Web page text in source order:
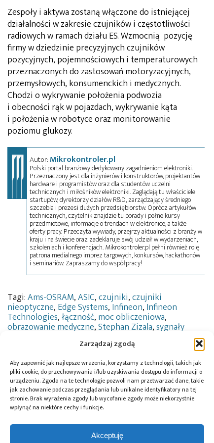
Zarządzaj zgodą
Aby zapewnić jak najlepsze wrażenia, korzystamy z technologii, takich jak
pliki cookie, do przechowywania i/lub uzyskiwania dostępu do informacji o
urządzeniu. Zgoda na te technologie pozwoli nam przetwarzać dane, takie
jak zachowanie podczas przeglądania lub unikalne identyfikatory na tej
stronie. Brak wyrażenia zgody lub wycofanie zgody może niekorzystnie
wpłynąć na niektóre cechy i funkcje.
Akceptuję
Zespoły i aktywa zostaną włączone do istniejącej
działalności w zakresie czujników i częstotliwości
radiowych w ramach działu ES. Wzmocnią pozycję
firmy w dziedzinie precyzyjnych czujników
pozycyjnych, pojemnościowych i temperaturowych
przeznaczonych do zastosowań motoryzacyjnych,
przemysłowych, konsumenckich i medycznych.
Chodzi o wykrywanie położenia podwozia
i obecności rąk w pojazdach, wykrywanie kąta
i położenia w robotyce oraz monitorowanie
poziomu glukozy.
Autor:Mikrokontroler.pl
Polski portal branżowy dedykowany zagadnieniom elektroniki.
Przeznaczony jest dla inżynierów i konstruktorów, projektantów
hardware i programistów oraz dla studentów uczelni
technicznych i miłośników elektroniki. Zaglądają tu właściciele
startupów, dyrektorzy działów R&D, zarządzający średniego
szczebla i prezesi dużych przedsiębiorstw. Oprócz artykułów
technicznych, czytelnik znajdzie tu porady i pełne kursy
przedmiotowe, informacje o trendach w elektronice, a także
oferty pracy. Przeczyta wywiady, przejrzy aktualności z branży w
kraju i na świecie oraz zadeklaruje swój udział w wydarzeniach,
szkoleniach i konferencjach. Mikrokontroler.pl pełni również rolę
patrona medialnego imprez targowych, konkursów, hackathonów
i seminariów. Zapraszamy do współpracy!
Tagi:Ams-OSRAM,ASIC,czujniki,czujniki
nieoptyczne, Edge Systems,Infineon,Infineon
Technologies,łączność, moc obliczeniowa,
obrazowanie medyczne,Stephan Zizala,sygnały
sygnały mieszane zabezpieczenia
Przeczytaj również: